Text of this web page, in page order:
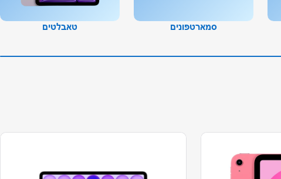
סמארטפונים טאבלטים